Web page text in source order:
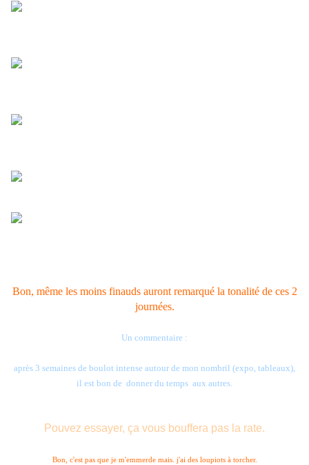
Bon, même les moins finauds auront remarqué la tonalité de ces 2
journées.
Un commentaire :
après 3 semaines de boulot intense autour de mon nombril (expo, tableaux),
il est bon de donner du temps aux autres.
Pouvez essayer, ça vous bouffera pas la rate.
Bon, c'est pas que je m'emmerde mais. j'ai des loupiots à torcher.